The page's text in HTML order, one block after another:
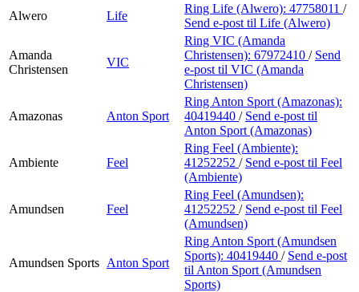
Alwero
Life
Ring Life (Alwero): 47758011 /
Send e-post til Life (Alwero)
Amanda
Christensen
VIC
Ring VIC (Amanda
Christensen): 67972410 / Send
e-post til VIC (Amanda
Christensen)
Amazonas Anton Sport
Ring Anton Sport (Amazonas):
40419440 / Send e-post til
Anton Sport (Amazonas)
Ambiente Feel
Ring Feel (Ambiente):
41252252 / Send e-post til Feel
(Ambiente)
Amundsen Feel
Ring Feel (Amundsen):
41252252 / Send e-post til Feel
(Amundsen)
Amundsen Sports Anton Sport
Ring Anton Sport (Amundsen
Sports): 40419440 / Send e-post
til Anton Sport (Amundsen
Sports)